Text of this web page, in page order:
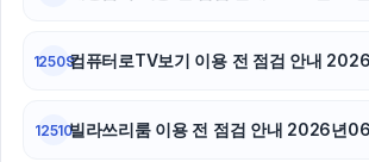
12509컴퓨터로TV보기 이용 전 점검 안내
12510빌라쓰리룸 이용 전 점검 안내 2026년